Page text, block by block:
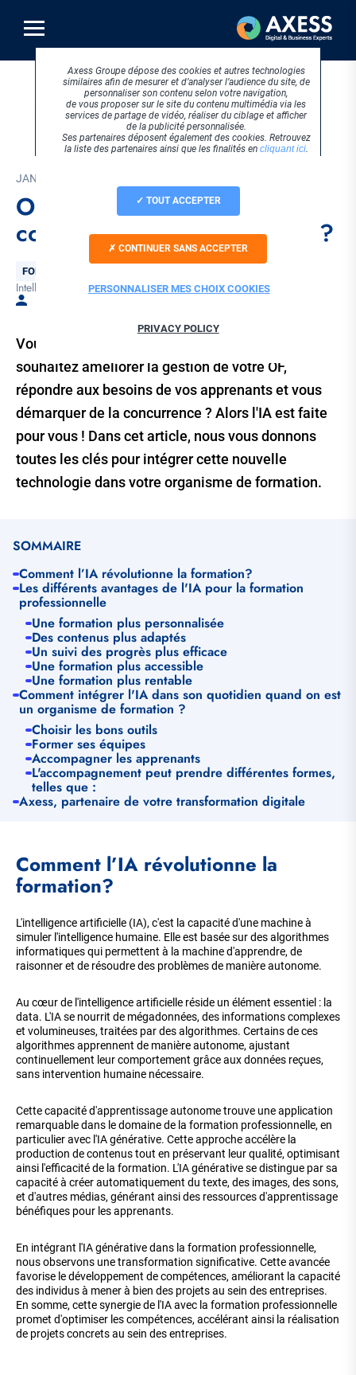
contenu
principal
JANVIER 2024
Organisme de formation :
comment tirer profit de l’IA ?
Thématique
FORMATION & EDUCATION
Tags
Intelligence artificielle
Vous êtes un organisme de formation ? Vous
souhaitez améliorer la gestion de votre OF,
répondre aux besoins de vos apprenants et vous
démarquer de la concurrence ? Alors l'IA est faite
pour vous ! Dans cet article, nous vous donnons
toutes les clés pour intégrer cette nouvelle
technologie dans votre organisme de formation.
SOMMAIRE
Comment l’IA révolutionne la formation?
Les différents avantages de l'IA pour la formation
professionnelle
Une formation plus personnalisée
Des contenus plus adaptés
Un suivi des progrès plus efficace
Une formation plus accessible
Une formation plus rentable
Comment intégrer l'IA dans son quotidien quand on est
un organisme de formation ?
Choisir les bons outils
Former ses équipes
Accompagner les apprenants
L'accompagnement peut prendre différentes formes,
telles que :
Axess, partenaire de votre transformation digitale
Comment l’IA révolutionne la
formation?
L'intelligence artificielle (IA), c'est la capacité d'une machine à
simuler l'intelligence humaine. Elle est basée sur des algorithmes
informatiques qui permettent à la machine d'apprendre, de
raisonner et de résoudre des problèmes de manière autonome.
Au cœur de l'intelligence artificielle réside un élément essentiel : la
data. L'IA se nourrit de mégadonnées, des informations complexes
et volumineuses, traitées par des algorithmes. Certains de ces
algorithmes apprennent de manière autonome, ajustant
continuellement leur comportement grâce aux données reçues,
sans intervention humaine nécessaire.
Cette capacité d'apprentissage autonome trouve une application
remarquable dans le domaine de la formation professionnelle, en
particulier avec l'IA générative. Cette approche accélère la
production de contenus tout en préservant leur qualité, optimisant
ainsi l'efficacité de la formation. L'IA générative se distingue par sa
capacité à créer automatiquement du texte, des images, des sons,
et d'autres médias, générant ainsi des ressources d'apprentissage
bénéfiques pour les apprenants.
En intégrant l'IA générative dans la formation professionnelle,
nous observons une transformation significative. Cette avancée
favorise le développement de compétences, améliorant la capacité
des individus à mener à bien des projets au sein des entreprises.
En somme, cette synergie de l'IA avec la formation professionnelle
promet d'optimiser les compétences, accélérant ainsi la réalisation
de projets concrets au sein des entreprises.
Axess Groupe dépose des cookies et autres technologies
similaires afin de mesurer et d’analyser l’audience du site, de
personnaliser son contenu selon votre navigation,
de vous proposer sur le site du contenu multimédia via les
services de partage de vidéo, réaliser du ciblage et afficher
de la publicité personnalisée.
Ses partenaires déposent également des cookies. Retrouvez
la liste des partenaires ainsi que les finalités en cliquant ici.
TOUT ACCEPTER
CONTINUER SANS ACCEPTER
PERSONNALISER MES CHOIX COOKIES
PRIVACY POLICY